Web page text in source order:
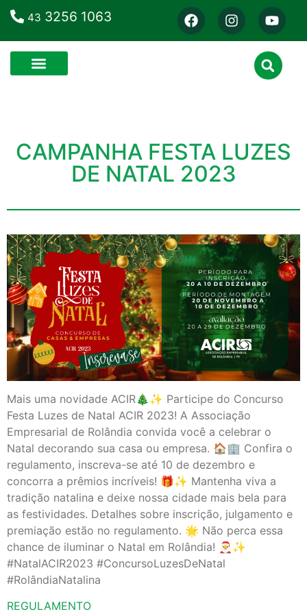
43 3256 1063
CAMPANHA FESTA LUZES
DE NATAL 2023
Mais uma novidade ACIR🎄✨ Participe do Concurso
Festa Luzes de Natal ACIR 2023! A Associação
Empresarial de Rolândia convida você a celebrar o
Natal decorando sua casa ou empresa. 🏠🏢 Confira o
regulamento, inscreva-se até 10 de dezembro e
concorra a prêmios incríveis! 🎁✨ Mantenha viva a
tradição natalina e deixe nossa cidade mais bela para
as festividades. Detalhes sobre inscrição, julgamento e
premiação estão no regulamento. 🌟 Não perca essa
chance de iluminar o Natal em Rolândia! 🎅✨
#NatalACIR2023 #ConcursoLuzesDeNatal
#RolândiaNatalina
REGULAMENTO